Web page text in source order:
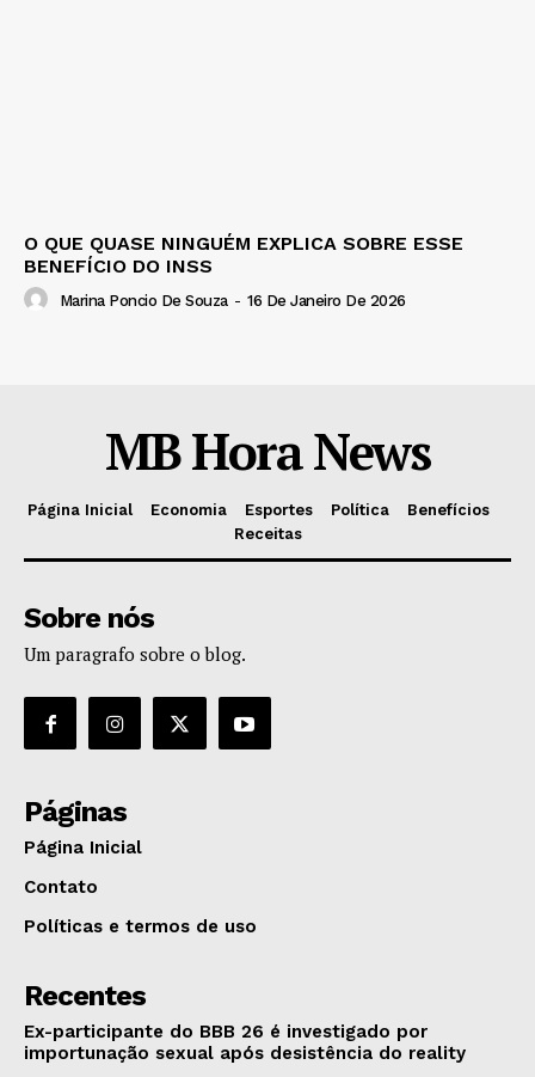
O QUE QUASE NINGUÉM EXPLICA SOBRE ESSE
BENEFÍCIO DO INSS
Marina Poncio De Souza - 16 De Janeiro De 2026
MB Hora News
Página Inicial Economia Esportes Política
Benefícios
Receitas
Sobre nós
Um paragrafo sobre o blog.
Páginas
Página Inicial
Contato
Políticas e termos de uso
Recentes
Ex-participante do BBB 26 é investigado por
importunação sexual após desistência do reality